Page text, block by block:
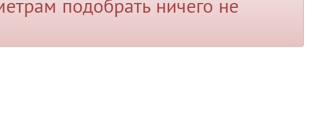
подобрать ничего не